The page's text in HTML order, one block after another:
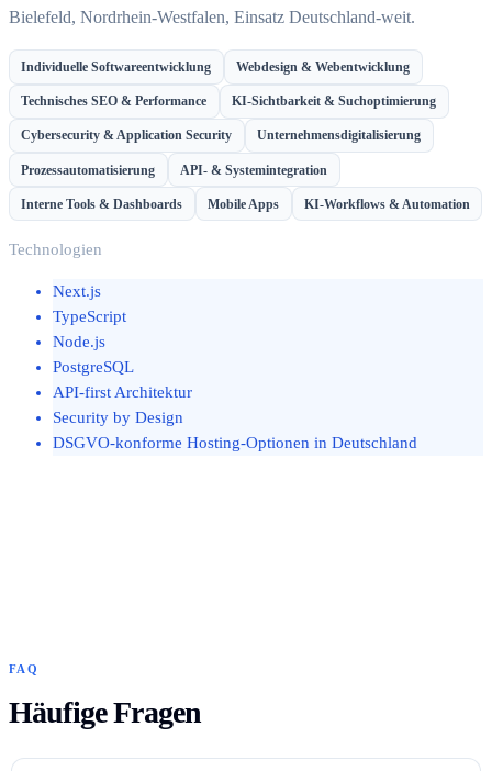
Bielefeld, Nordrhein-Westfalen, Einsatz Deutschland-weit.
Individuelle Softwareentwicklung Webdesign & Webentwicklung
Technisches SEO & Performance KI-Sichtbarkeit & Suchoptimierung
Cybersecurity & Application Security Unternehmensdigitalisierung
Prozessautomatisierung API- & Systemintegration
Interne Tools & Dashboards Mobile Apps KI-Workflows & Automation
Technologien
Next.js
TypeScript
Node.js
PostgreSQL
API-first Architektur
Security by Design
DSGVO-konforme Hosting-Optionen in Deutschland
FAQ
Häufige Fragen